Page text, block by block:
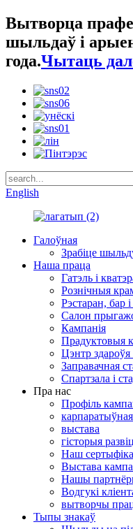
Вытворца
шыльдаў і
года.Чытаць
English
Галоўная
Зрабіце
Наша праца
Гатэль і
Рознічныя
Рэстаран, бар
Салон
Кампанія
Прадуктовыя
Цэнтр здароўя
Заправачная
Спартзала і
Пра нас
Профіль
выстава
гісторыя
Наш
Выстава
Нашы
Водгукі
вытворчы
Тыпы знакаў